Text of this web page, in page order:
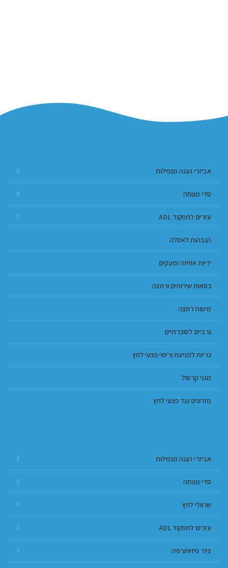
אביזרי הגנה מנפילות
סדי מנוחה
עזרים לתפקוד ADL
הגבהות לאסלה
ידיות אחיזה ומעקים
כסאות שירותים ורחצה
מיטות רחצה
גרביים לסוכרתיים
כריות למניעת וריפוי פצעי לחץ
מגני קרסול
מזרונים נגד פצעי לחץ
אביזרי הגנה מנפילות
סדי מנוחה
שרוולי לחץ
עזרים לתפקוד ADL
ציוד פיזיותרפיה